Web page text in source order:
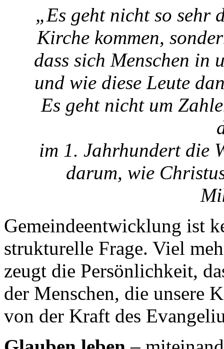
„Es geht nicht so sehr
Kirche kommen,
dass sich Menschen in
und wie diese Leute
Es geht nicht um
im 1. Jahrhundert die
darum, wie
Gemeindeentwicklung ist
strukturelle Frage. Viel
zeugt die Persönlichkeit,
der Menschen, die unsere
von der Kraft des